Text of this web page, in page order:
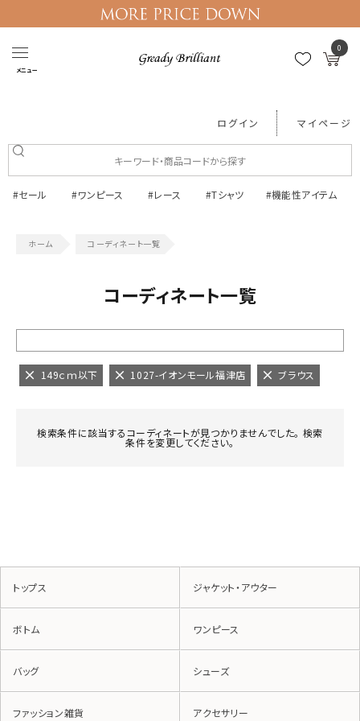
メニュー
0
ログイン マイページ
#セール #ワンピース #レース #Tシャツ #機能性アイテム
コーディネート一覧
コーディネート一覧
149ｃｍ以下 1027-イオンモール福津店 ブラウス
検索条件に該当するコーディネートが見つかりませんでした。 検索
条件を変更してください。
トップス ジャケット・アウター
ボトム ワンピース
バッグ シューズ
ファッション雑貨 アクセサリー